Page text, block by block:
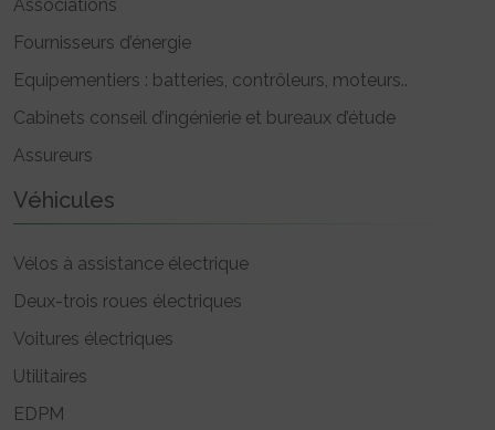
Associations
Fournisseurs d’énergie
Equipementiers : batteries, contrôleurs, moteurs..
Cabinets conseil d’ingénierie et bureaux d’étude
Assureurs
Véhicules
Vélos à assistance électrique
Deux-trois roues électriques
Voitures électriques
Utilitaires
EDPM